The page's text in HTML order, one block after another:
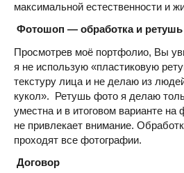
максимальной естественности и
Фотошоп — обработка и ретушь
Просмотрев моё портфолио, Вы
я не использую «пластиковую
текстуру лица и не делаю из
кукол». Ретушь фото я делаю
уместна и в итоговом варианте
не привлекает внимание.
проходят все фотографии.
Договор